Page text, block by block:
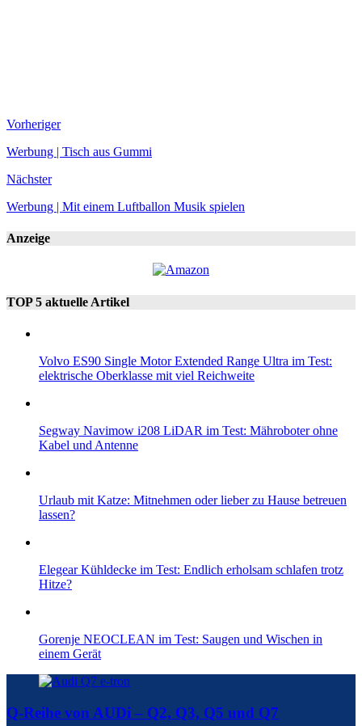
Vorheriger
Werbung | Tisch aus Gummi
Nächster
Werbung | Mit einem Luftballon Musik spielen
Anzeige
TOP 5 aktuelle Artikel
Volvo ES90 Single Motor Extended Range Ultra im Test:
elektrische Oberklasse mit viel Reichweite
Segway Navimow i208 LiDAR im Test: Mähroboter ohne
Kabel und Antenne
Urlaub mit Katze: Mitnehmen oder lieber zu Hause betreuen
lassen?
Elegear Kühldecke im Test: Endlich erholsam schlafen trotz
Hitze?
Gorenje NEOCLEAN im Test: Saugen und Wischen in
einem Gerät
Q-Reihe von AUDi – Q2, Q3, Q5 und Q7